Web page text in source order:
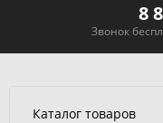
8
Звонок
Каталог товаров